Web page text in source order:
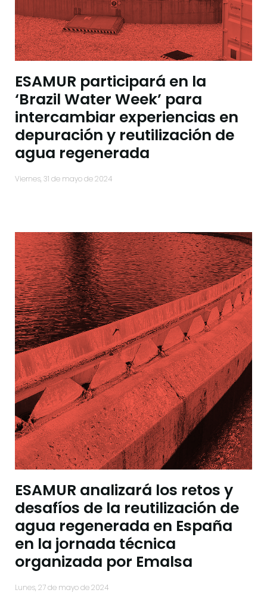
ESAMUR participará en la
‘Brazil Water Week’ para
intercambiar experiencias en
depuración y reutilización de
agua regenerada
viernes, 31 de mayo de 2024
ESAMUR analizará los retos y
desafíos de la reutilización de
agua regenerada en España
en la jornada técnica
organizada por Emalsa
lunes, 27 de mayo de 2024